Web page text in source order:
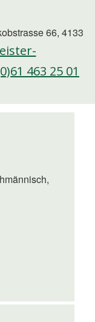
66, 4133
463 25 01